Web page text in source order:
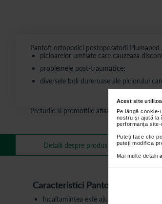
Acest site
Pe lângă
nostru și ajută la
performanța
Puteți face clic
puteți modifica
Mai multe detalii
Pantofi ortopedici postoperatorii
picioarelor umflate care cauzeaza
problemele post-traumatice;
diversele boli dureroase ale piciorului
Preturile si promotiile afisate pe site in
Detalii despre produs
Caracteristici Pantofi ortopedici
Incaltamintea este ajustabila datorita